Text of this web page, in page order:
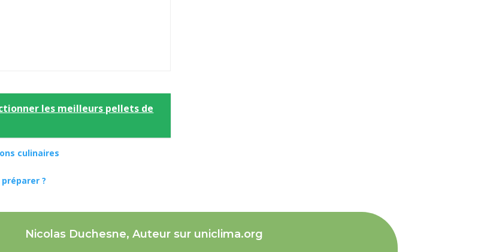
les meilleurs pellets de
culinaires
?
Nicolas Duchesne, Auteur sur uniclima.org